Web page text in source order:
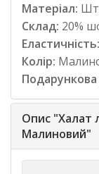
Матеріал:
Склад: 20%
Еластичність:
Колір:
Подарункова
Опис "Халат
Малиновий"